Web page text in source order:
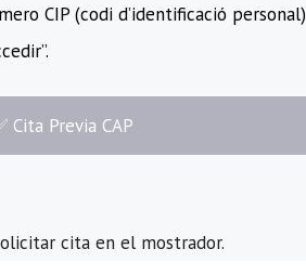
CIP (codi d’identificació personal)
Cita Previa CAP
cita en el mostrador.